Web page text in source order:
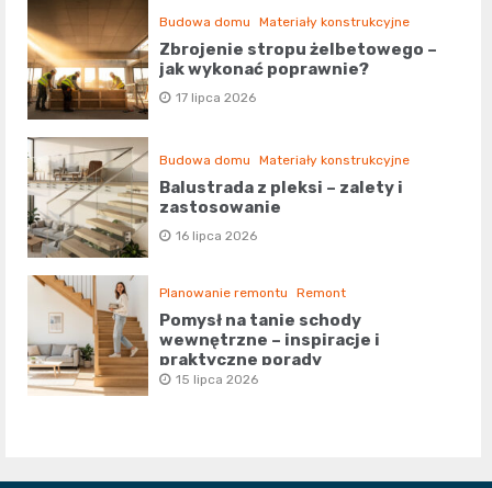
Budowa domu Materiały konstrukcyjne
Zbrojenie stropu żelbetowego –
jak wykonać poprawnie?
17 lipca 2026
Budowa domu Materiały konstrukcyjne
Balustrada z pleksi – zalety i
zastosowanie
16 lipca 2026
Planowanie remontu Remont
Pomysł na tanie schody
wewnętrzne – inspiracje i
praktyczne porady
15 lipca 2026